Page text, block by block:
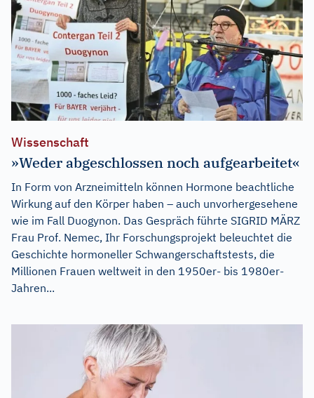
Wissenschaft
»Weder abgeschlossen noch aufgearbeitet«
In Form von Arzneimitteln können Hormone beachtliche
Wirkung auf den Körper haben – auch unvorhergesehene
wie im Fall Duogynon. Das Gespräch führte SIGRID MÄRZ
Frau Prof. Nemec, Ihr Forschungsprojekt beleuchtet die
Geschichte hormoneller Schwangerschaftstests, die
Millionen Frauen weltweit in den 1950er- bis 1980er-
Jahren...